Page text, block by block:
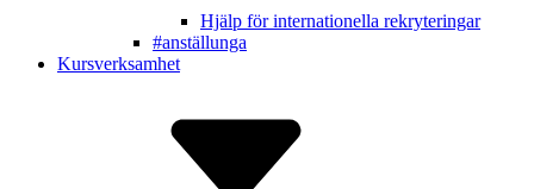
Hjälp för inter­nationella rekry­teringar
#anställunga
Kursverksamhet